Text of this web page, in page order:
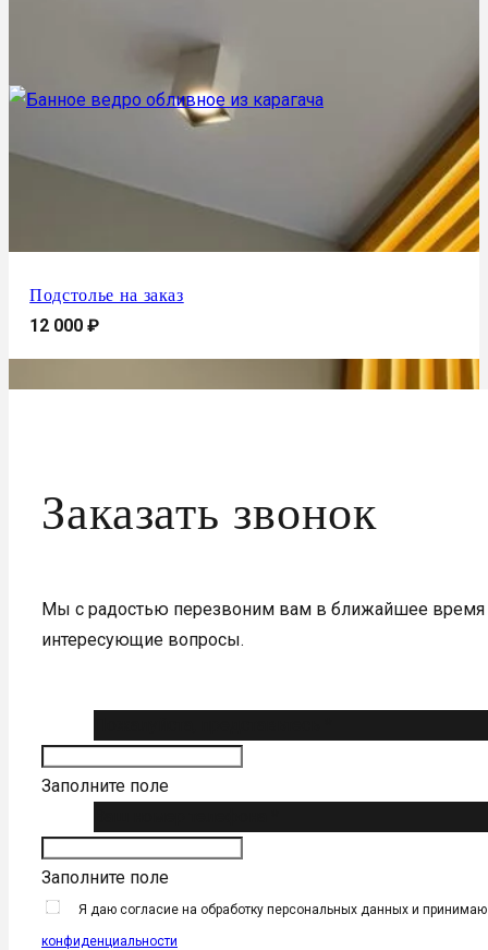
Подстолье на заказ
12 000₽
Заказать звонок
Мы с радостью перезвоним вам в ближайшее время
интересующие вопросы.
Заполните поле
Заполните поле
Я даю согласие на обработку персональных данных и
конфиденциальности